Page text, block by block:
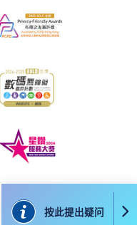
课，为免邮递延误报
报名中心报名，并避
课程因报名人数不足
微信支付、支付宝、
方式缴交之款项，将
项，退款将直接退还
。
个别课程或有其他额
按此提出疑问
折